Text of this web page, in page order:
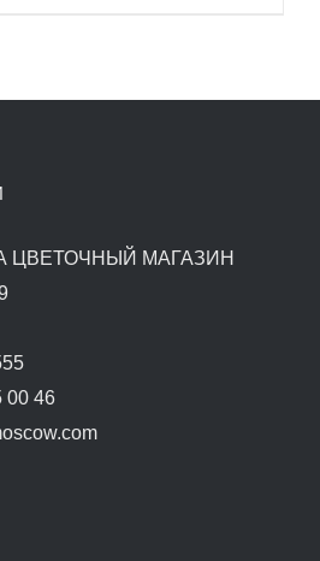
ЦВЕТОЧНЫЙ МАГАЗИН
00 46